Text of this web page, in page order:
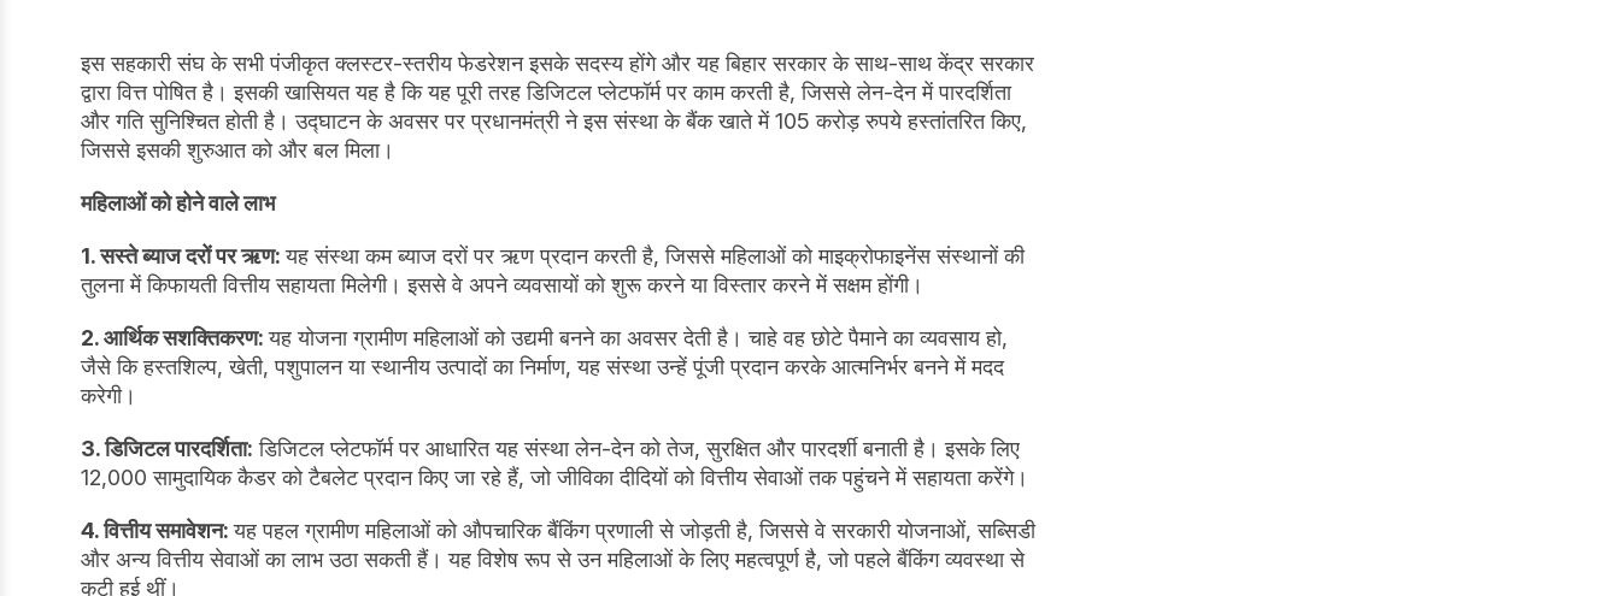
इस सहकारी संघ के सभी पंजीकृत क्लस्टर-स्तरीय फेडरेशन इसके सदस्य होंगे और यह बिहार सरकार के साथ-साथ केंद्र सरकार
द्वारा वित्त पोषित है। इसकी खासियत यह है कि यह पूरी तरह डिजिटल प्लेटफॉर्म पर काम करती है, जिससे लेन-देन में पारदर्शिता
और गति सुनिश्चित होती है। उद्घाटन के अवसर पर प्रधानमंत्री ने इस संस्था के बैंक खाते में 105 करोड़ रुपये हस्तांतरित किए,
जिससे इसकी शुरुआत को और बल मिला।
महिलाओं को होने वाले लाभ
1. सस्ते ब्याज दरों पर ऋण:यह संस्था कम ब्याज दरों पर ऋण प्रदान करती है, जिससे महिलाओं को माइक्रोफाइनेंस संस्थानों की
तुलना में किफायती वित्तीय सहायता मिलेगी। इससे वे अपने व्यवसायों को शुरू करने या विस्तार करने में सक्षम होंगी।
2. आर्थिक सशक्तिकरण:यह योजना ग्रामीण महिलाओं को उद्यमी बनने का अवसर देती है। चाहे वह छोटे पैमाने का व्यवसाय हो,
जैसे कि हस्तशिल्प, खेती, पशुपालन या स्थानीय उत्पादों का निर्माण, यह संस्था उन्हें पूंजी प्रदान करके आत्मनिर्भर बनने में मदद
करेगी।
3. डिजिटल पारदर्शिता: डिजिटल प्लेटफॉर्म पर आधारित यह संस्था लेन-देन को तेज, सुरक्षित और पारदर्शी बनाती है। इसके लिए
12,000 सामुदायिक कैडर को टैबलेट प्रदान किए जा रहे हैं, जो जीविका दीदियों को वित्तीय सेवाओं तक पहुंचने में सहायता करेंगे।
4. वित्तीय समावेशन:यह पहल ग्रामीण महिलाओं को औपचारिक बैंकिंग प्रणाली से जोड़ती है, जिससे वे सरकारी योजनाओं, सब्सिडी
और अन्य वित्तीय सेवाओं का लाभ उठा सकती हैं। यह विशेष रूप से उन महिलाओं के लिए महत्वपूर्ण है, जो पहले बैंकिंग व्यवस्था से
कटी हुई थीं।